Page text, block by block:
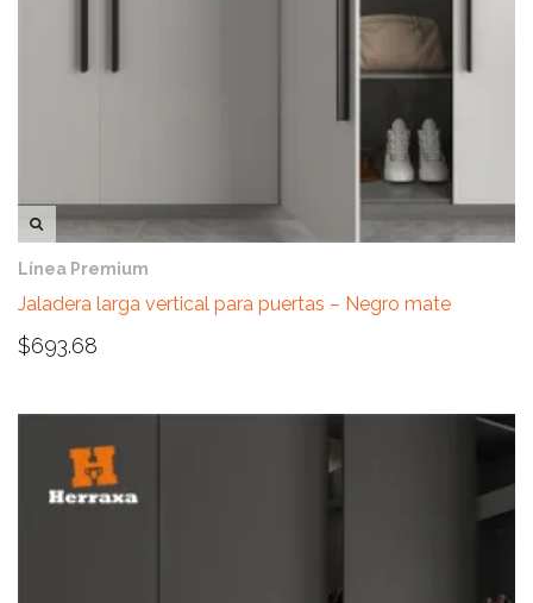
VISTA RÁPIDA
Línea Premium
Jaladera larga vertical para puertas – Negro mate
$693.68